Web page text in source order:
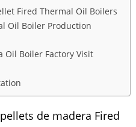
Fired Thermal Oil Boilers
Oil Boiler Production
Oil Boiler Factory Visit
de madera Fired